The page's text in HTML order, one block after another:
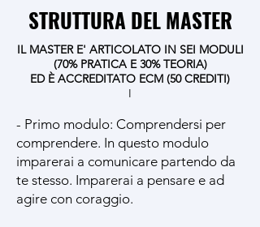
STRUTTURA DEL MASTER
IL MASTER E' ARTICOLATO IN SEI MODULI
(70% PRATICA E 30% TEORIA)
ED È ACCREDITATO ECM (50 CREDITI)
I​
- Primo modulo: Comprendersi per
comprendere. In questo modulo
imparerai a comunicare partendo da
te stesso. Imparerai a pensare e ad
agire con coraggio.